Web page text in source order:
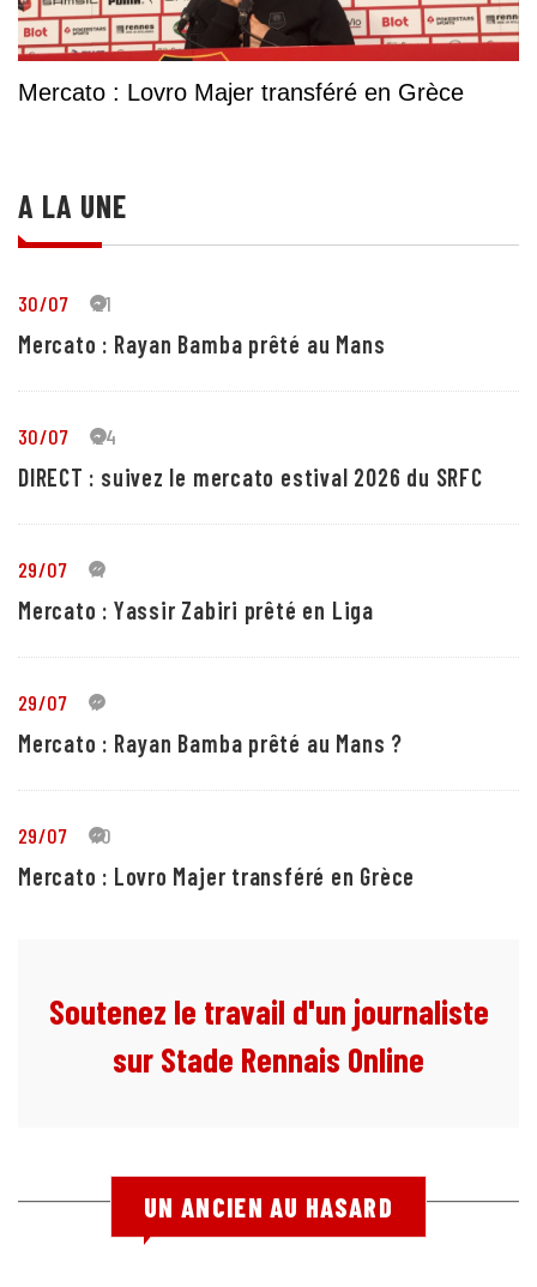
Mercato : Lovro Majer transféré en Grèce
A LA UNE
30/07 21
Mercato : Rayan Bamba prêté au Mans
30/07 24
DIRECT : suivez le mercato estival 2026 du SRFC
29/07 4
Mercato : Yassir Zabiri prêté en Liga
29/07 1
Mercato : Rayan Bamba prêté au Mans ?
29/07 10
Mercato : Lovro Majer transféré en Grèce
Soutenez le travail d'un journaliste
sur Stade Rennais Online
UN ANCIEN AU HASARD